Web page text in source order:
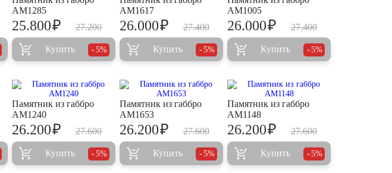
AM1285
27.200
25.800₽
Купить 5%
AM1617
27.400
26.000₽
Купить 5%
AM1005
27.400
26.000₽
Купить 5%
Памятник из габбро
AM1240
27.600
26.200₽
Купить 5%
Памятник из габбро
AM1653
27.600
26.200₽
Купить 5%
Памятник из габбро
AM1148
27.600
26.200₽
Купить 5%